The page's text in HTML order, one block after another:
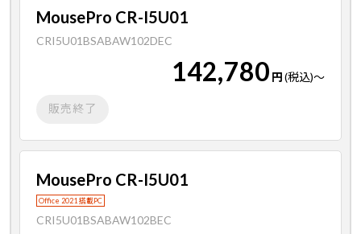
MousePro CR-I5U01
CRI5U01BSABAW102DEC
142,780 円(税込)～
販売終了
MousePro CR-I5U01
Office 2021 搭載PC
CRI5U01BSABAW102BEC